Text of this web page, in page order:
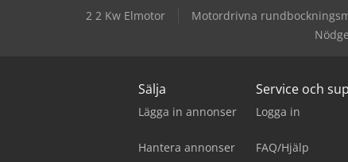
2 2 Kw Elmotor Motordrivna
Sälja
Lägga in annonser
Hantera annonser
Service och
Logga in
FAQ/Hjälp